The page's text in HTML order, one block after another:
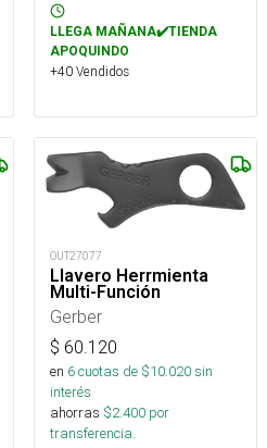
LLEGA MAÑANA✔️TIENDA
APOQUINDO
+40 Vendidos
OUT27077
Llavero Herrmienta
Multi-Función
Gerber
$ 60.120
en 6cuotas de $10.020sin
interés
ahorras $2.400 por
transferencia.